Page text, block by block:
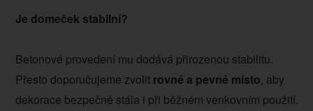
Je domeček stabilní?
Betonové provedení mu dodává přirozenou stabilitu.
Přesto doporučujeme zvolit rovné a pevné místo, aby
dekorace bezpečně stála i při běžném venkovním použití.